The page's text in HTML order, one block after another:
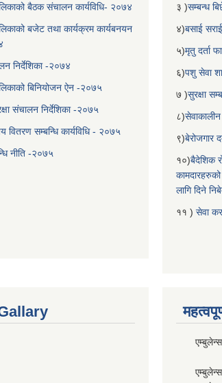
बैठक संचालन कार्यविधि- २०७४
बजेट तथा कार्यक्रम कार्यबनयन
निर्देशिका -२०७४
बिनियोजन ऐन -२०७५
संचालन निर्देशिका -२०७५
वितरण सम्बन्धि कार्यविधि - २०७५
नीति -२०७५
३ )सम्बन्ध
४)बसाई
५)मृतु दर्ता
६)पशु सेवा
७ )सुरक्षा
८)सेवाकालीन
९)बेरोजगार
१०)बैदेशिक
लागि दिने
११ ) सेवा
एम्बुलेन्स
एम्बुलेन्स